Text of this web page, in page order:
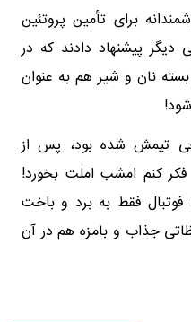
برای تأمین پروتئین
دیگر پیشنهاد دادند که در
نان و شیر هم به عنوان
تیمش شده بود، پس از
کنم امشب املت بخورد!
فوتبال فقط به برد و باخت
جذاب و بامزه هم در آن